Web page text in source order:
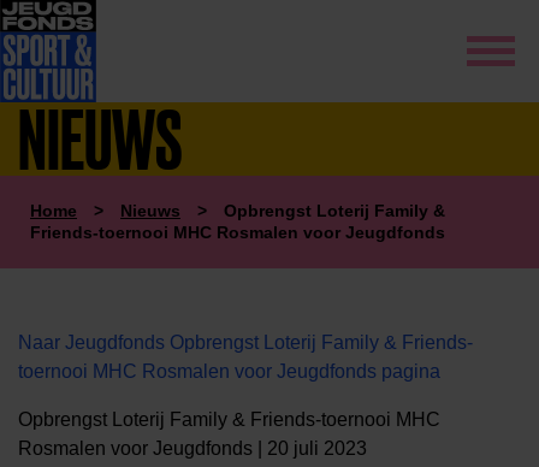
NIEUWS
Home > Nieuws >
Opbrengst Loterij Family &
Friends-toernooi MHC Rosmalen voor Jeugdfonds
Naar Jeugdfonds Opbrengst Loterij Family & Friends-
toernooi MHC Rosmalen voor Jeugdfonds pagina
Opbrengst Loterij Family & Friends-toernooi MHC
Rosmalen voor Jeugdfonds | 20 juli 2023